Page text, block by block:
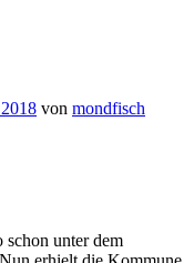
von mondfisch
schon unter dem